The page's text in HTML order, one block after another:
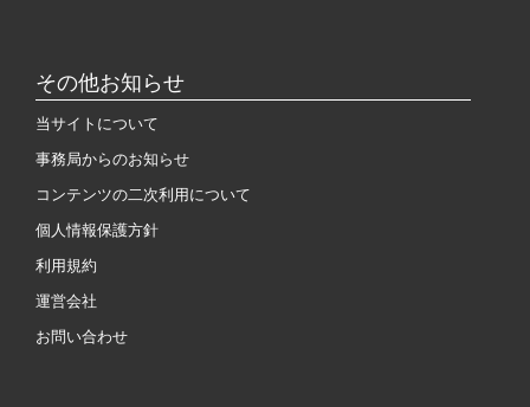
その他お知らせ
当サイトについて
事務局からのお知らせ
コンテンツの二次利用について
個人情報保護方針
利用規約
運営会社
お問い合わせ